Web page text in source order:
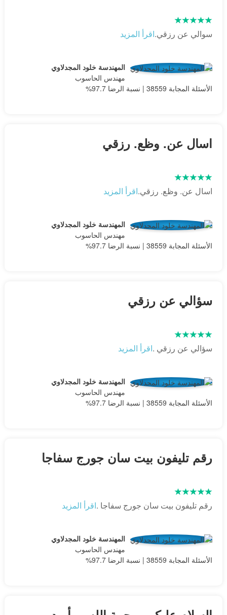
سوالي عن رزقي.اقرأ المزيد
المهندسة خلود المجدلاوي
مهندس الحاسوب
الأسئلة المجابة 38559 | نسبة الرضا 97.7%
اسال عن. وظع. رزقي
اسال عن. وظع. رزقي.اقرأ المزيد
المهندسة خلود المجدلاوي
مهندس الحاسوب
الأسئلة المجابة 38559 | نسبة الرضا 97.7%
سؤالي عن رزقي
سؤالي عن رزقي .اقرأ المزيد
المهندسة خلود المجدلاوي
مهندس الحاسوب
الأسئلة المجابة 38559 | نسبة الرضا 97.7%
رقم تليفون بيت سان جورج سفاجا
رقم تليفون بيت سان جورج سفاجا .اقرأ المزيد
المهندسة خلود المجدلاوي
مهندس الحاسوب
الأسئلة المجابة 38559 | نسبة الرضا 97.7%